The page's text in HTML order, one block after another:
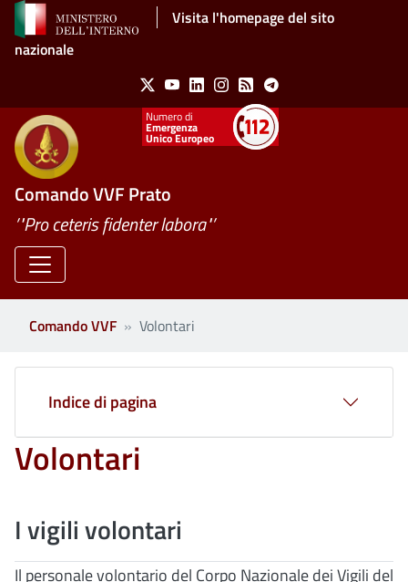
Salta al contenuto principaleVisita l'homepage del sito
nazionale
Social Menu
X YoutubeLinkedinInstagram
Feed Telegram
Emergenza
Unico Europeo
Comando VVF Prato
’"Pro ceteris fidenter labora"’
Comando VVF Volontari
Volontari
I vigili volontari
Il personale volontario del Corpo Nazionale dei Vigili del
Indice di pagina